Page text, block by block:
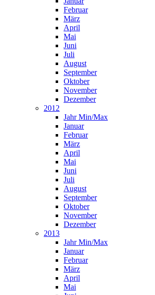
Februar
März
April
Mai
Juni
Juli
August
September
Oktober
November
Dezember
2012
Jahr Min/Max
Januar
Februar
März
April
Mai
Juni
Juli
August
September
Oktober
November
Dezember
2013
Jahr Min/Max
Januar
Februar
März
April
Mai